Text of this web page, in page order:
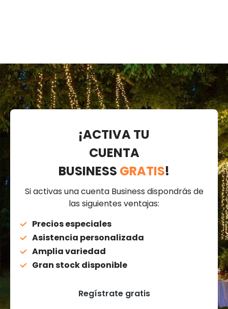
¡ACTIVA TU
CUENTA
BUSINESS GRATIS!
Si activas una cuenta Business dispondrás de
las siguientes ventajas:
Precios especiales
Asistencia personalizada
Amplia variedad
Gran stock disponible
Regístrate gratis